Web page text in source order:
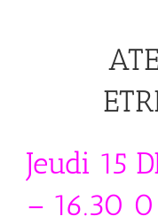
Jeudi 15
– 16.30